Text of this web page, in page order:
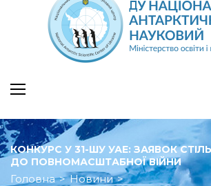
КОНКУРС У 31-ШУ УАЕ: ЗАЯВОК
ДО ПОВНОМАСШТАБНОЇ ВІЙНИ
Головна > Новини >